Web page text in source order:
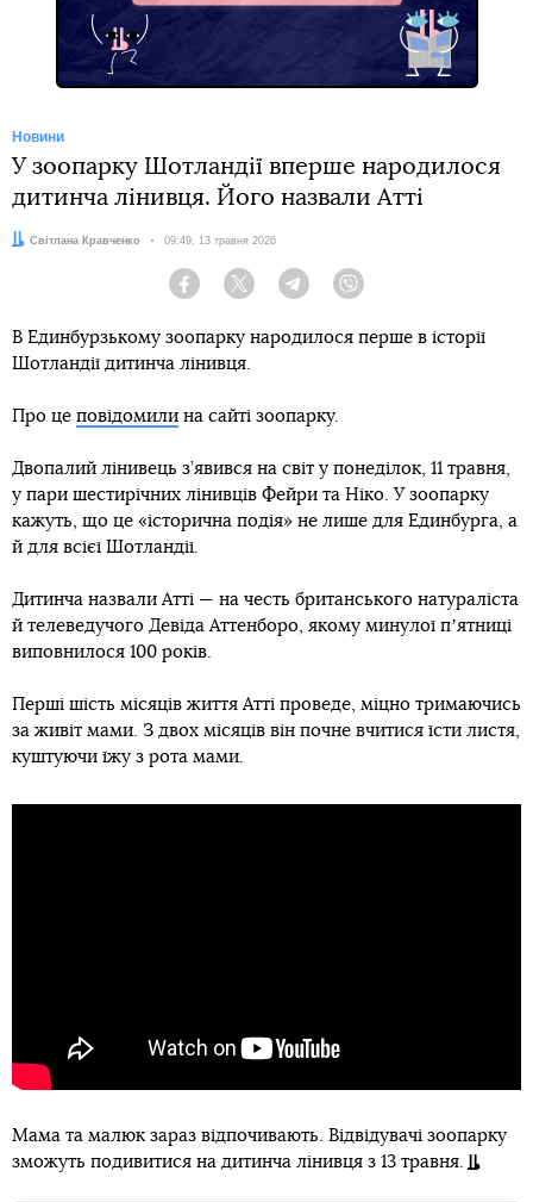
Новини
У зоопарку Шотландії вперше народилося
дитинча лінивця. Його назвали Атті
Автор:
Світлана Кравченко Дата:
09:49, 13 травня 2026
Facebook Twitter Telegram
В Единбурзькому зоопарку народилося перше в історії
Шотландії дитинча лінивця.
Про це повідомили на сайті зоопарку.
Двопалий лінивець з’явився на світ у понеділок, 11 травня,
у пари шестирічних лінивців Фейри та Ніко. У зоопарку
кажуть, що це «історична подія» не лише для Единбурга, а
й для всієї Шотландії.
Дитинча назвали Атті — на честь британського натураліста
й телеведучого Девіда Аттенборо, якому минулої пʼятниці
виповнилося 100 років.
Перші шість місяців життя Атті проведе, міцно тримаючись
за живіт мами. З двох місяців він почне вчитися їсти листя,
куштуючи їжу з рота мами.
Мама та малюк зараз відпочивають. Відвідувачі зоопарку
зможуть подивитися на дитинча лінивця з 13 травня.